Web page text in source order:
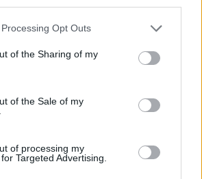
Tenga en cuenta que algún
pero usted tiene el derecho de
Sus preferencias se aplicarán
entrando de nuevo en este sitio web o
de privacidad.
Opt Outs
of the Sharing of my
of the Sale of my
of processing my
Targeted Advertising.